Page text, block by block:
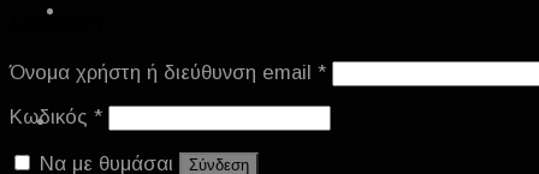
Σύνδεση
Όνομα χρήστη ή διεύθυνση email *
Κωδικός *
Να με θυμάσαι Σύνδεση